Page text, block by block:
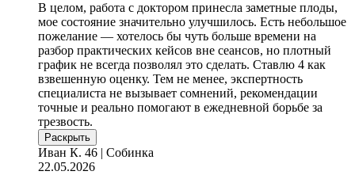
В целом, работа с доктором принесла заметные плоды,
мое состояние значительно улучшилось. Есть небольшое
пожелание — хотелось бы чуть больше времени на
разбор практических кейсов вне сеансов, но плотный
график не всегда позволял это сделать. Ставлю 4 как
взвешенную оценку. Тем не менее, экспертность
специалиста не вызывает сомнений, рекомендации
точные и реально помогают в ежедневной борьбе за
трезвость.
Раскрыть
Иван К. 46 | Собинка
22.05.2026